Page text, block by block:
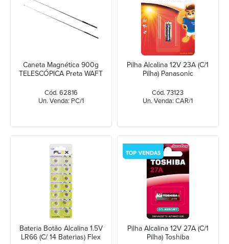
Caneta Magnética 900g
TELESCÓPICA Preta WAFT
Cód. 62816
Un. Venda: PC/1
Pilha Alcalina 12V 23A (C/1
Pilha) Panasonic
Cód. 73123
Un. Venda: CAR/1
Bateria Botão Alcalina 1.5V
LR66 (C/ 14 Baterias) Flex
Pilha Alcalina 12V 27A (C/1
Pilha) Toshiba